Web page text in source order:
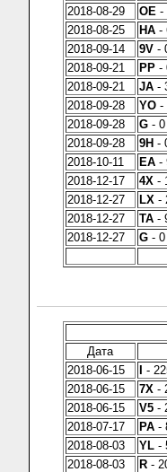
2018-08-29
OE -
2018-08-25
HA-
2018-09-14
9V-
2018-09-21
PP-
2018-09-21
JA-
2018-09-28
YO-
2018-09-28
G- 0
2018-09-28
9H-
2018-10-11
EA-
2018-12-17
4X -
2018-12-27
LX -
2018-12-27
TA-
2018-12-27
G- 0
Дата
2018-06-15
I -
2018-06-15
7X -
2018-06-15
V5-
2018-07-17
PA-
2018-08-03
YL-
2018-08-03
R-